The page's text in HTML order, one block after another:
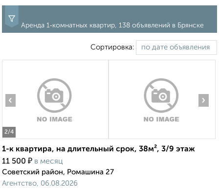
Аренда 1‑комнатных квартир, 138 объявлений в Брянске
Сортировка:
2/4
‹ ›
1-к квартира, на длительный срок, 38м², 3/9 этаж
11 500 ₽ в месяц
Советский район, Ромашина 27
Агентство, 06.08.2026